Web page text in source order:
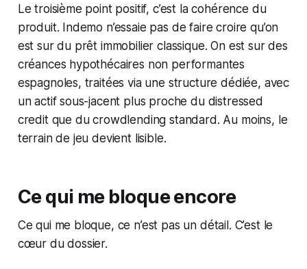
Le troisième point positif, c’est la cohérence du
produit. Indemo n’essaie pas de faire croire qu’on
est sur du prêt immobilier classique. On est sur des
créances hypothécaires non performantes
espagnoles, traitées via une structure dédiée, avec
un actif sous-jacent plus proche du distressed
credit que du crowdlending standard. Au moins, le
terrain de jeu devient lisible.
Ce qui me bloque encore
Ce qui me bloque, ce n’est pas un détail. C’est le
cœur du dossier.